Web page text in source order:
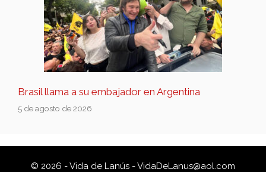
Brasil llama a su embajador en Argentina
5 de agosto de 2026
© 2026 - Vida de Lanús -VidaDeLanus@aol.com